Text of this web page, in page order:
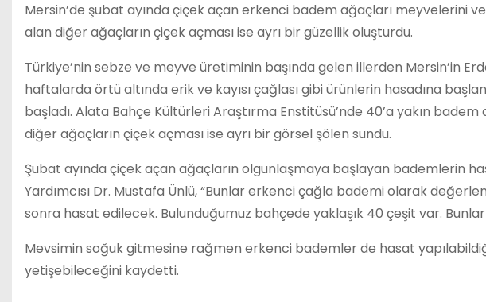
Mersin’de şubat ayında çiçek açan erkenci badem ağaçları meyvelerini
alan diğer ağaçların çiçek açması ise ayrı bir güzellik oluşturdu.
Türkiye’nin sebze ve meyve üretiminin başında gelen illerden Mersin’in
haftalarda örtü altında erik ve kayısı çağlası gibi ürünlerin hasadına
başladı. Alata Bahçe Kültürleri Araştırma Enstitüsü’nde 40’a yakın
diğer ağaçların çiçek açması ise ayrı bir görsel şölen sundu.
Şubat ayında çiçek açan ağaçların olgunlaşmaya başlayan bademlerin
Yardımcısı Dr. Mustafa Ünlü, “Bunlar erkenci çağla bademi olarak
sonra hasat edilecek. Bulunduğumuz bahçede yaklaşık 40 çeşit var.
Mevsimin soğuk gitmesine rağmen erkenci bademler de hasat
yetişebileceğini kaydetti.